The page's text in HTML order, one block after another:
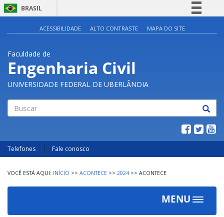
BRASIL
Legislação
Canais
ACESSIBILIDADE ALTO CONTRASTE MAPA DO SITE
Faculdade de
Engenharia Civil
UNIVERSIDADE FEDERAL DE UBERLÂNDIA
Telefones Fale conosco
INÍCIO >> ACONTECE >> 2024 >> ACONTECE
MENU
Toggle